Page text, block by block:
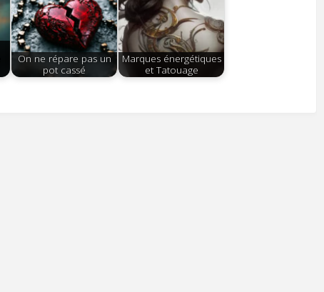
On ne répare pas un
pot cassé
Marques énergétiques
et Tatouage